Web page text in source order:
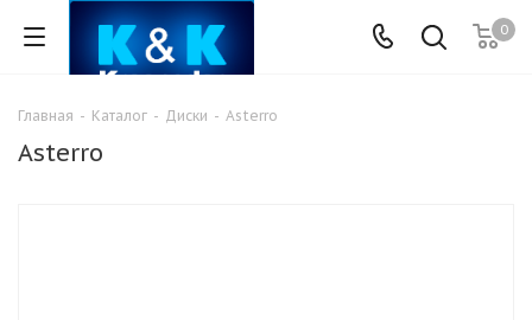
0
Главная - Каталог - Диски - Asterro
Asterro